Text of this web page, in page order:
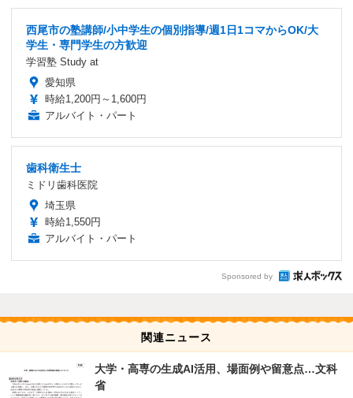
西尾市の塾講師/小中学生の個別指導/週1日1コマからOK/大
学生・専門学生の方歓迎
学習塾 Study at
愛知県
時給1,200円～1,600円
アルバイト・パート
歯科衛生士
ミドリ歯科医院
埼玉県
時給1,550円
アルバイト・パート
Sponsored by
関連ニュース
大学・高専の生成AI活用、場面例や留意点…文科
省